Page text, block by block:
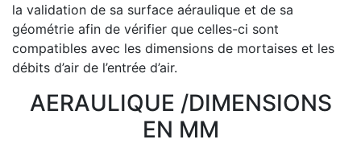
la validation de sa surface aéraulique et de sa
géométrie afin de vérifier que celles-ci sont
compatibles avec les dimensions de mortaises et les
débits d’air de l’entrée d’air.
AERAULIQUE /DIMENSIONS
EN MM